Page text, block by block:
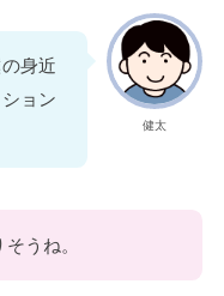
健太
身近
ョン
うね。